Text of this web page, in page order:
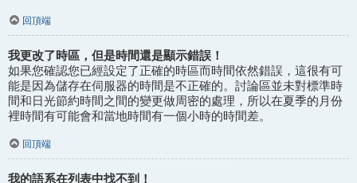
回頂端
我更改了時區，但是時間還是顯示錯誤！
如果您確認您已經設定了正確的時區而時間依然錯誤，這很有可
能是因為儲存在伺服器的時間是不正確的。討論區並未對標準時
間和日光節約時間之間的變更做周密的處理，所以在夏季的月份
裡時間有可能會和當地時間有一個小時的時間差。
回頂端
我的語系在列表中找不到！